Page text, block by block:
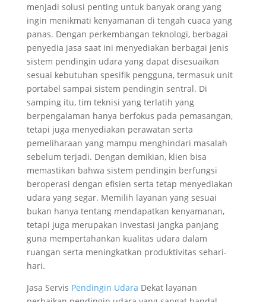
menjadi solusi penting untuk banyak orang yang
ingin menikmati kenyamanan di tengah cuaca yang
panas. Dengan perkembangan teknologi, berbagai
penyedia jasa saat ini menyediakan berbagai jenis
sistem pendingin udara yang dapat disesuaikan
sesuai kebutuhan spesifik pengguna, termasuk unit
portabel sampai sistem pendingin sentral. Di
samping itu, tim teknisi yang terlatih yang
berpengalaman hanya berfokus pada pemasangan,
tetapi juga menyediakan perawatan serta
pemeliharaan yang mampu menghindari masalah
sebelum terjadi. Dengan demikian, klien bisa
memastikan bahwa sistem pendingin berfungsi
beroperasi dengan efisien serta tetap menyediakan
udara yang segar. Memilih layanan yang sesuai
bukan hanya tentang mendapatkan kenyamanan,
tetapi juga merupakan investasi jangka panjang
guna mempertahankan kualitas udara dalam
ruangan serta meningkatkan produktivitas sehari-
hari.
Jasa Servis Pendingin Udara Dekat layanan